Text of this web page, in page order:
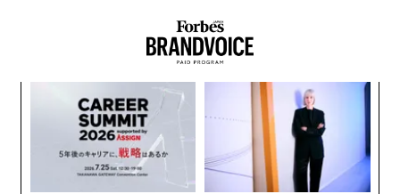
関連記事
スマホが使えないとパニックに！ 新たな恐怖症「ノモフォビア」が蔓延
スマホ禁止は2,3日で限界が半数 世代には関係なしか
「幻想振動症候群」とは何か？
ポケットの中に入れたスマホがブルッと震えたり、通知
音が聞こえたりした気がして確認してみるけれど、着信
もメッセージも、SNSの通知すらもない──そんな経験
はないだろうか。きっと何らかの不具合だろうと考えて
しまいがちだが、たいていの場合はそうではない。これ
こそが幻想振動症候群だ。